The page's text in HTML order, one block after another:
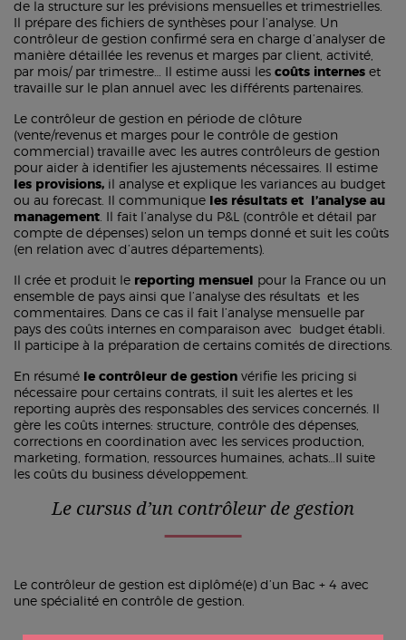
de la structure sur les prévisions mensuelles et trimestrielles.
Il prépare des fichiers de synthèses pour l’analyse. Un
contrôleur de gestion confirmé sera en charge d’analyser de
manière détaillée les revenus et marges par client, activité,
par mois/ par trimestre… Il estime aussi les coûts internes et
travaille sur le plan annuel avec les différents partenaires.
Le contrôleur de gestion en période de clôture
(vente/revenus et marges pour le contrôle de gestion
commercial) travaille avec les autres contrôleurs de gestion
pour aider à identifier les ajustements nécessaires. Il estime
les provisions, il analyse et explique les variances au budget
ou au forecast. Il communique
les résultats et l’analyse au
management. Il fait l’analyse du P&L (contrôle et détail par
compte de dépenses) selon un temps donné et suit les coûts
(en relation avec d’autres départements).
Il crée et produit le reporting mensuel pour la France ou un
ensemble de pays ainsi que l’analyse des résultats et les
commentaires. Dans ce cas il fait l’analyse mensuelle par
pays des coûts internes en comparaison avec budget établi.
Il participe à la préparation de certains comités de directions.
En résumé le contrôleur de gestion vérifie les pricing si
nécessaire pour certains contrats, il suit les alertes et les
reporting auprès des responsables des services concernés. Il
gère les coûts internes: structure, contrôle des dépenses,
corrections en coordination avec les services production,
marketing, formation, ressources humaines, achats…Il suite
les coûts du business développement.
Le cursus d’un contrôleur de gestion
Le contrôleur de gestion est diplômé(e) d’un Bac + 4 avec
une spécialité en contrôle de gestion.